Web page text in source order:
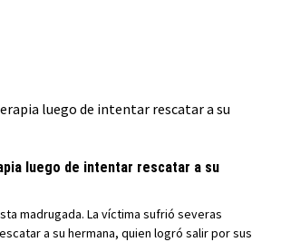
luego de intentar rescatar a su
madrugada. La víctima sufrió severas
a su hermana, quien logró salir por sus